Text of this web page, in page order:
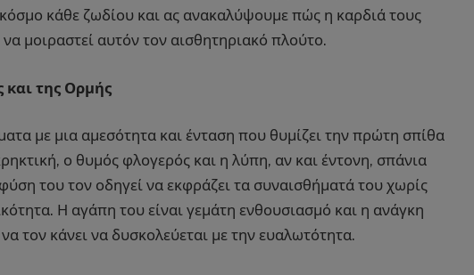
κάθε ζωδίου και ας ανακαλύψουμε πώς η καρδιά τους
να μοιραστεί αυτόν τον αισθητηριακό πλούτο.
και της Ορμής
με μια αμεσότητα και ένταση που θυμίζει την πρώτη σπίθα
ο θυμός φλογερός και η λύπη, αν και έντονη, σπάνια
του τον οδηγεί να εκφράζει τα συναισθήματά του χωρίς
Η αγάπη του είναι γεμάτη ενθουσιασμό και η ανάγκη
τον κάνει να δυσκολεύεται με την ευαλωτότητα.